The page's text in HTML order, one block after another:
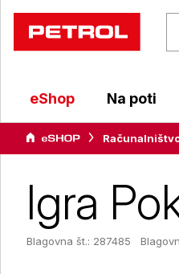
eShop Na poti
Igra
Blagovna št.: 287485